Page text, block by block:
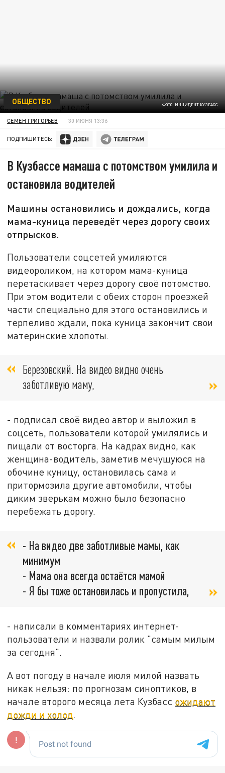
ФОТО: ИНЦИДЕНТ КУЗБАСС
ОБЩЕСТВО
СЕМЕН ГРИГОРЬЕВ 30 ИЮНЯ 13:36
ПОДПИШИТЕСЬ:
В Кузбассе мамаша с потомством умилила и
остановила водителей
Машины остановились и дождались, когда
мама-куница переведёт через дорогу своих
отпрысков.
Пользователи соцсетей умиляются
видеороликом, на котором мама-куница
перетаскивает через дорогу своё потомство.
При этом водители с обеих сторон проезжей
части специально для этого остановились и
терпеливо ждали, пока куница закончит свои
материнские хлопоты.
Березовский. На видео видно очень
заботливую маму,
- подписал своё видео автор и выложил в
соцсеть, пользователи которой умилялись и
пищали от восторга. На кадрах видно, как
женщина-водитель, заметив мечущуюся на
обочине куницу, остановилась сама и
притормозила другие автомобили, чтобы
диким зверькам можно было безопасно
перебежать дорогу.
- На видео две заботливые мамы, как
минимум
- Мама она всегда остаётся мамой
- Я бы тоже остановилась и пропустила,
- написали в комментариях интернет-
пользователи и назвали ролик "самым милым
за сегодня".
А вот погоду в начале июля милой назвать
никак нельзя: по прогнозам синоптиков, в
начале второго месяца лета Кузбасс ожидают
дожди и холод